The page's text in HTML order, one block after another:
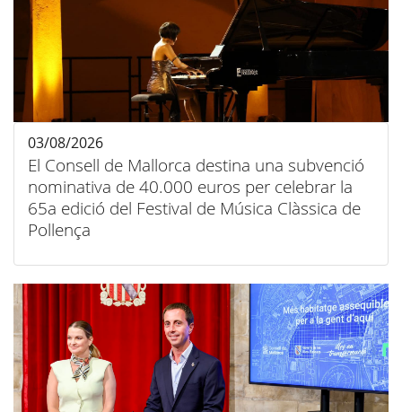
El Consell de Mallorca destina una subvenció
nominativa de 40.000 euros per celebrar la
65a edició del Festival de Música Clàssica de
Pollença
03/08/2026